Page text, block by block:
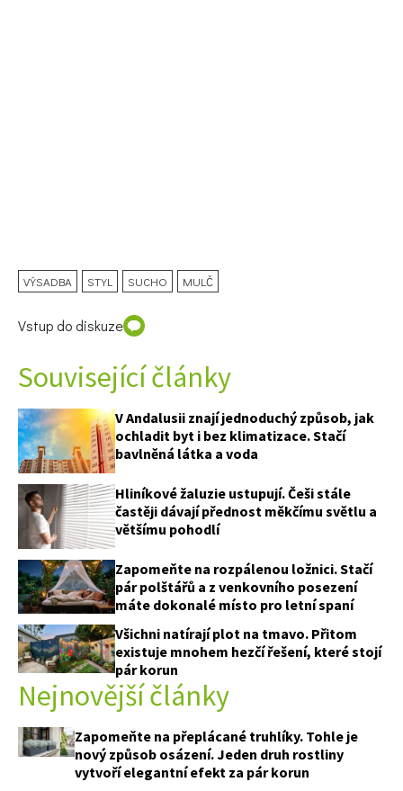
65 Kč
Objednat >
Naše krásná zahrada Speciál
VÝSADBA STYL SUCHO MULČ
Vstup do diskuze
Související články
V Andalusii znají jednoduchý způsob, jak
ochladit byt i bez klimatizace. Stačí
bavlněná látka a voda
Hliníkové žaluzie ustupují. Češi stále
častěji dávají přednost měkčímu světlu a
většímu pohodlí
Zapomeňte na rozpálenou ložnici. Stačí
pár polštářů a z venkovního posezení
máte dokonalé místo pro letní spaní
Všichni natírají plot na tmavo. Přitom
existuje mnohem hezčí řešení, které stojí
pár korun
Nejnovější články
Zapomeňte na přeplácané truhlíky. Tohle je
nový způsob osázení. Jeden druh rostliny
vytvoří elegantní efekt za pár korun